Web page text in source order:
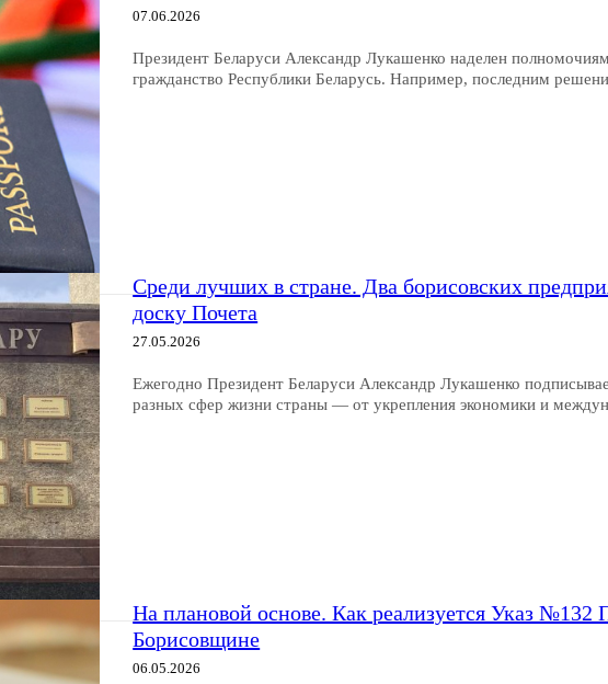
07.06.2026
Президент Беларуси Александр Лукашенко наделен
гражданство Республики Беларусь. Например, последним
Среди лучших в стране. Два борисовских
доску Почета
27.05.2026
Ежегодно Президент Беларуси Александр Лукашенко
разных сфер жизни страны — от укрепления экономики и
На плановой основе. Как реализуется Указ №132
Борисовщине
06.05.2026